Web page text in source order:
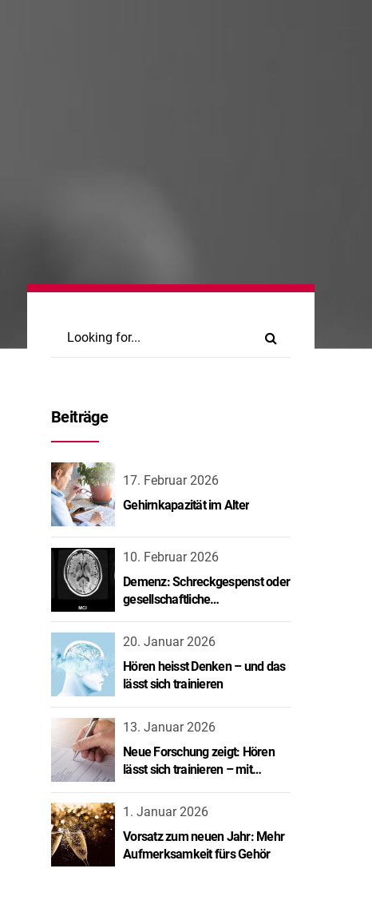
Beiträge
17. Februar 2026
Gehirnkapazität im Alter
10. Februar 2026
Demenz: Schreckgespenst oder
gesellschaftliche
20. Januar 2026
Hören heisst Denken – und das
lässt sich trainieren
13. Januar 2026
Neue Forschung zeigt: Hören
lässt sich trainieren – mit
1. Januar 2026
Vorsatz zum neuen Jahr: Mehr
Aufmerksamkeit fürs Gehör